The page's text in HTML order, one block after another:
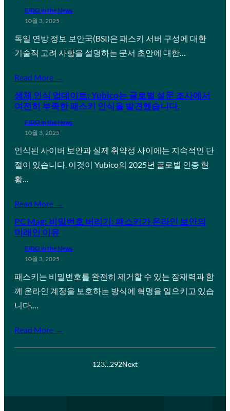
FIDO in the News
10월 3, 2025
독일 연방 정보 보안국(BSI)은 패스키 서버 구성에 대한
기술적 고려 사항을 설명하는 문서 초안에 대한…
Read More →
생체 인식 업데이트: Yubico는 글로벌 설문 조사에서
여전히 부족한 패스키 인식을 발견했습니다.
FIDO in the News
10월 3, 2025
인식된 사이버 보안과 실제 취약성 사이에는 지속적인 단
절이 있습니다. 이것이 Yubico의 2025년 글로벌 인증 현
황…
Read More →
PC Mag: 비밀번호 버리기: 패스키가 온라인 보안의
미래인 이유
FIDO in the News
10월 3, 2025
패스키는 비밀번호를 완전히 제거할 수 있는 잠재력과 함
께 온라인 계정을 보호하는 방식에 혁명을 일으키고 있습
니다.…
Read More →
123…292Next